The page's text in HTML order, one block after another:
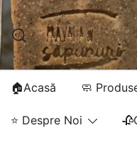
Sari
conținut
🏠Acasă 🧼
⭐ Despre Noi